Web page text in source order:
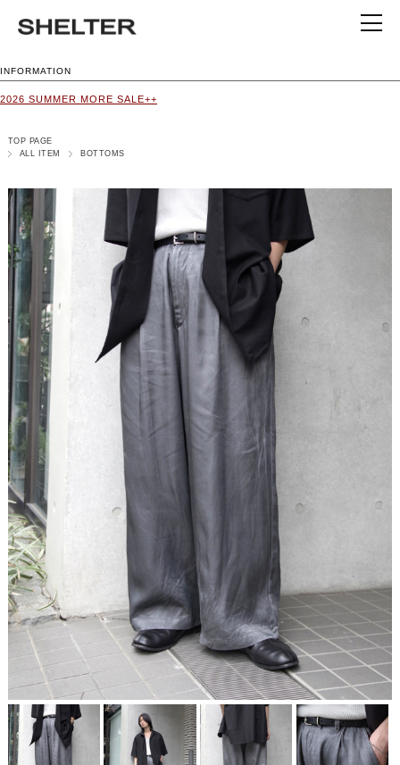
INFORMATION
2026 SUMMER MORE SALE++
TOP PAGE
ALL ITEM
BOTTOMS